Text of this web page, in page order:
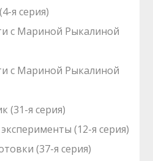
я серия)
с Мариной Рыкалиной
с Мариной Рыкалиной
(31-я серия)
(12-я серия)
(37-я серия)